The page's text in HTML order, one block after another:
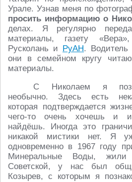
Урале. Узнав меня по
просить информацию о
делах. Я регулярно
материалы, газету
Русколань и РуАН. Водитель
они в семейном кругу
материалы.
С Николаем я
необычно. Здесь есть
которая подтверждается
чего-то очень хочешь и
найдёшь. Иногда это
никакой мистики нет. Я
одновременно в 1967 году
Минеральные Воды,
Советской, у нас был
Козырев, с которым я